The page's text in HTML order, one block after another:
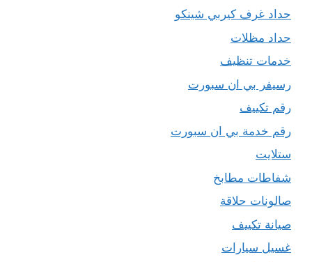
حداد غرف كيربي شينكو
حداد مظلات
خدمات تنظيف
رسيفر بي ان سبورت
رقم تكييف
رقم خدمة بي ان سبورت
ستلايت
شفاطات مطابخ
صالونات حلاقة
صيانة تكييف
غسيل سيارات